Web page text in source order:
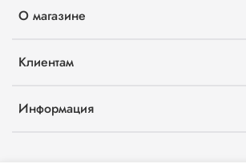
О магазине
Клиентам
Информация